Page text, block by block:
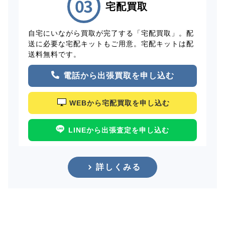
宅配買取
自宅にいながら買取が完了する「宅配買取」。配
送に必要な宅配キットもご用意。宅配キットは配
送料無料です。
電話から出張買取を申し込む
WEBから宅配買取を申し込む
LINEから出張査定を申し込む
詳しくみる